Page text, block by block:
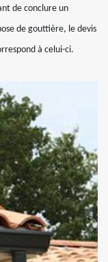
de conclure un
de gouttière, le devis
à celui-ci.